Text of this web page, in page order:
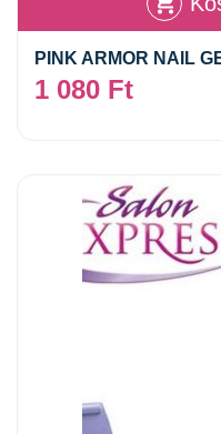
PINK ARMOR NAIL
1 080 Ft